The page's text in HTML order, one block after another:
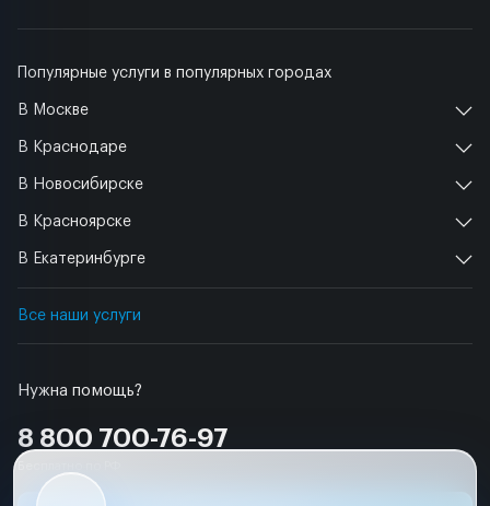
Нужна помощь?
8 800 700-76-97
Популярные услуги в популярных городах
В Москве
В Краснодаре
В Новосибирске
В Красноярске
В Екатеринбурге
Все наши услуги